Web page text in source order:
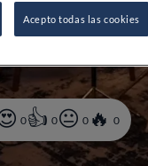
0 0 0 0
Acepto todas las cookies